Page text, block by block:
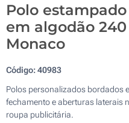
Polo
em algodão 240
Monaco
Código:40983
Polos personalizados bordados
fechamento e aberturas laterais
roupa publicitária.